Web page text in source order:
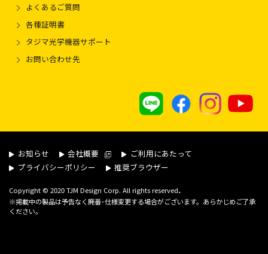
よくあるご質問
各種証明書
タジマ光学機器サポート
お問い合わせ先
お知らせ 会社概要
ご利用にあたって
プライバシーポリシー
推奨ブラウザー
Copyright © 2020 TJM Design Corp. All rights reserved.
※掲載中の製品は予告なく廃番･仕様変更する場合がございます。あらかじめご了承
ください。